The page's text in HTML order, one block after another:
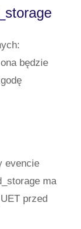
będzie
evencie
ma
przed